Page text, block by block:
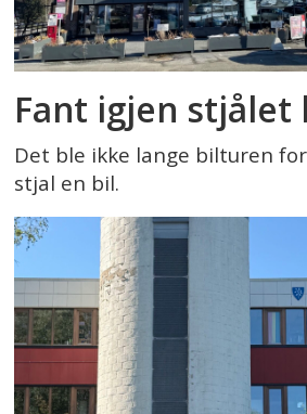
Fant igjen stjålet
Det ble ikke lange bilturen
stjal en bil.